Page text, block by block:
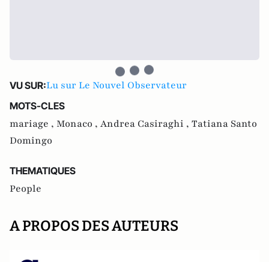
VU SUR:Lu sur Le Nouvel Observateur
MOTS-CLES
mariage , Monaco , Andrea Casiraghi , Tatiana Santo
Domingo
THEMATIQUES
People
A PROPOS DES AUTEURS